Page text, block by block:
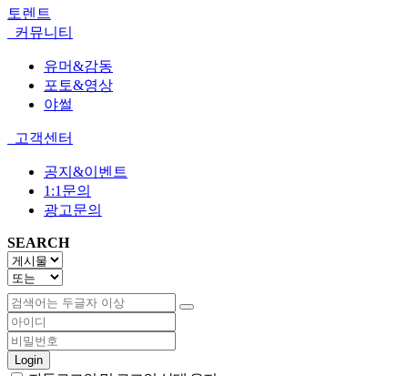
토렌트
커뮤니티
유머&감동
포토&영상
야썰
고객센터
공지&이벤트
1:1문의
광고문의
SEARCH
Login